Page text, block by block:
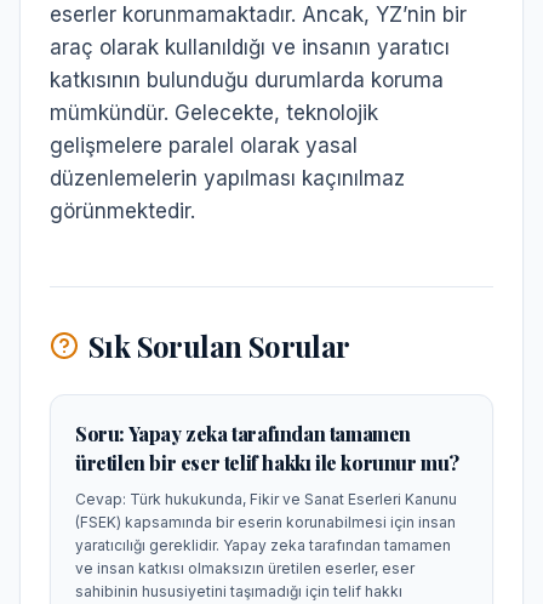
eserler korunmamaktadır. Ancak, YZ’nin bir
araç olarak kullanıldığı ve insanın yaratıcı
katkısının bulunduğu durumlarda koruma
mümkündür. Gelecekte, teknolojik
gelişmelere paralel olarak yasal
düzenlemelerin yapılması kaçınılmaz
görünmektedir.
Sık Sorulan Sorular
Soru:Yapay zeka tarafından tamamen
üretilen bir eser telif hakkı ile korunur mu?
Cevap: Türk hukukunda, Fikir ve Sanat Eserleri Kanunu
(FSEK) kapsamında bir eserin korunabilmesi için insan
yaratıcılığı gereklidir. Yapay zeka tarafından tamamen
ve insan katkısı olmaksızın üretilen eserler, eser
sahibinin hususiyetini taşımadığı için telif hakkı